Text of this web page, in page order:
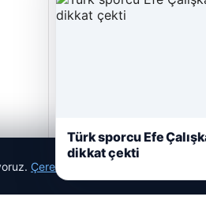
Çerez Politikamız
Türk sporcu Efe
dikkat çekti